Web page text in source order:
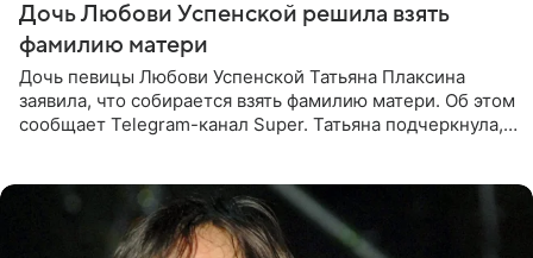
Дочь Любови Успенской решила взять
фамилию матери
Дочь певицы Любови Успенской Татьяна Плаксина
заявила, что собирается взять фамилию матери. Об этом
сообщает Telegram-канал Super. Татьяна подчеркнула,